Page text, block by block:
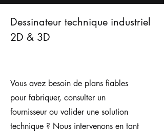
Dessinateur technique industriel
2D & 3D
Vous avez besoin de plans fiables
pour fabriquer, consulter un
fournisseur ou valider une solution
technique ? Nous intervenons en tant